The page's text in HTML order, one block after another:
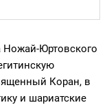
Ножай-Юртовского
Коран, в
и шариатские